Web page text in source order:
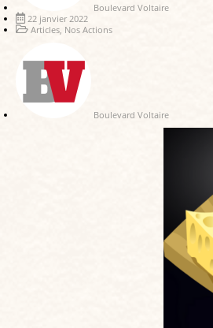
Boulevard Voltaire
22 janvier 2022
Articles Nos Actions
Boulevard Voltaire